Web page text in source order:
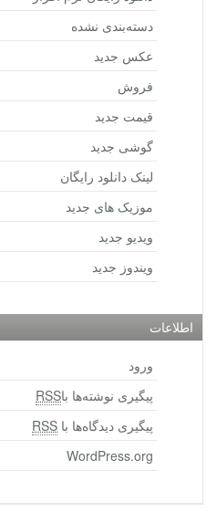
دسته‌بندی نشده
عکس جدید
فروش
قیمت جدید
گوشی جدید
لینک دانلود رایگان
موزیک های جدید
ویدیو جدید
ویندوز جدید
اطلاعات
ورود
پیگیری نوشته‌ها باRSS
پیگیری دیدگاه‌ها با RSS
WordPress.org